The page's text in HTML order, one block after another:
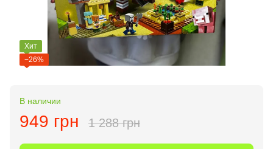
Хит
−26%
В наличии
949 грн 1 288 грн